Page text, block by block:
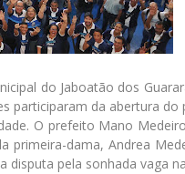
do Jaboatão dos
participaram da abertura do
O prefeito Mano
primeira-dama, Andrea
pela sonhada vaga